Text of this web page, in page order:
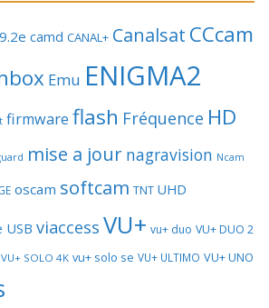
camd CANAL+ Canalsat CCcam
Emu ENIGMA2
firmware flash Fréquence HD
mise a jour nagravision Ncam
oscam softcam TNT UHD
USB viaccess VU+ vu+ duo VU+ DUO 2
VU+ SOLO 4K vu+ solo se VU+ ULTIMO VU+ UNO